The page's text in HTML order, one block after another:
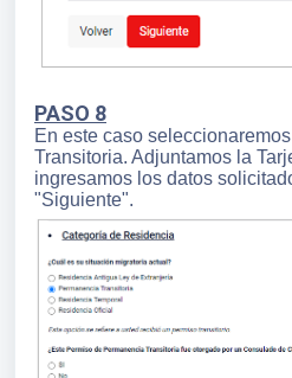
PASO 8
En este caso
Transitoria. Adjuntamos la
ingresamos los datos
"Siguiente".